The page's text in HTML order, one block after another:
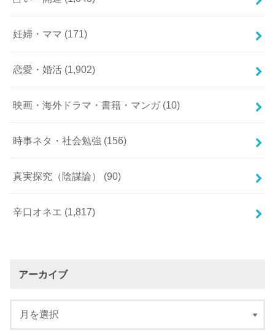
妊婦・ママ (171)
恋愛・婚活 (1,902)
映画・海外ドラマ・書籍・マンガ (10)
時事ネタ・社会勉強 (156)
真実探究（陰謀論） (90)
辛口オネエ (1,817)
アーカイブ